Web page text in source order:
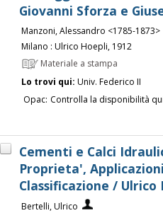
Giovanni Sforza e
Manzoni, Alessandro <1785-1873>
Milano : Ulrico Hoepli, 1912
Materiale a stampa
Lo trovi qui: Univ. Federico II
Opac: Controlla la disponibilità
Cementi e Calci
Proprieta',
Classificazione / Ulrico
Bertelli, Ulrico